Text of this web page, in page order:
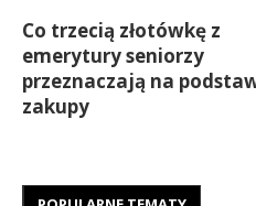
Co trzecią złotówkę z
emerytury seniorzy
przeznaczają na
zakupy